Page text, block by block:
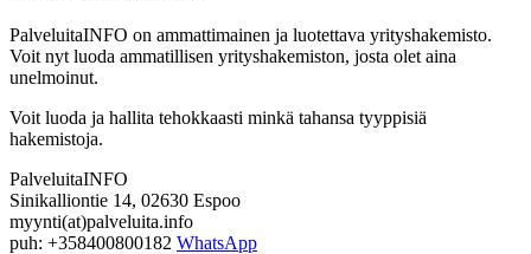
PalveluitaINFO on ammattimainen ja luotettava yrityshakemisto.
Voit nyt luoda ammatillisen yrityshakemiston, josta olet aina
unelmoinut.
Voit luoda ja hallita tehokkaasti minkä tahansa tyyppisiä
hakemistoja.
PalveluitaINFO
Sinikalliontie 14, 02630 Espoo
myynti(at)palveluita.info
puh: +358400800182 WhatsApp